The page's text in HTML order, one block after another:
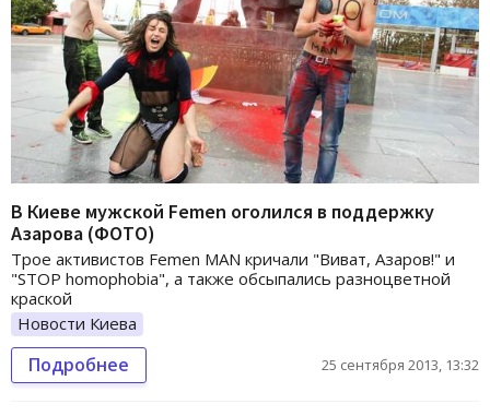
В Киеве мужской Femen оголился в поддержку
Азарова (ФОТО)
Трое активистов Femen MAN кричали "Виват, Азаров!" и
"STOP homophobia", а также обсыпались разноцветной
краской
Новости Киева
Подробнее 25 сентября 2013, 13:32